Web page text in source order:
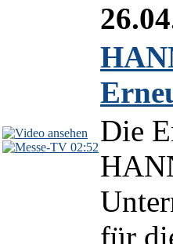
02:52 Die
für